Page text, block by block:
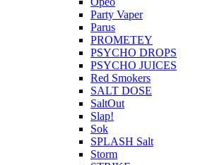
Party Vaper
Parus
PROMETEY
PSYCHO DROPS
PSYCHO JUICES
Red Smokers
SALT DOSE
SaltOut
Slap!
Sok
SPLASH Salt
Storm